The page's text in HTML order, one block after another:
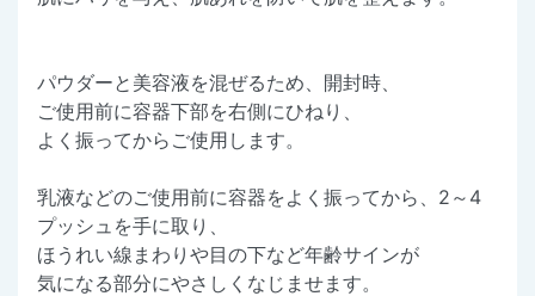
パウダーと美容液を混ぜるため、開封時、
ご使用前に容器下部を右側にひねり、
よく振ってからご使用します。
乳液などのご使用前に容器をよく振ってから、2～4
プッシュを手に取り、
ほうれい線まわりや目の下など年齢サインが
気になる部分にやさしくなじませます。